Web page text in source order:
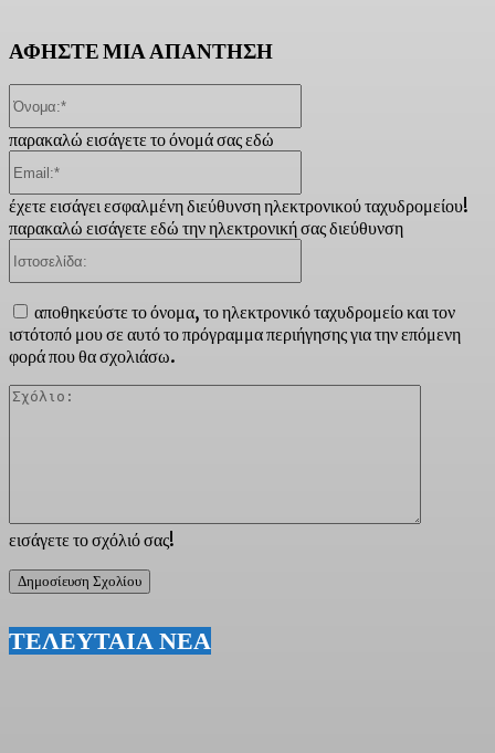
ΑΦΗΣΤΕ ΜΙΑ ΑΠΑΝΤΗΣΗ
εισάγετε το σχόλιό σας!
παρακαλώ εισάγετε το όνομά σας εδώ
έχετε εισάγει εσφαλμένη διεύθυνση ηλεκτρονικού ταχυδρομείου!
παρακαλώ εισάγετε εδώ την ηλεκτρονική σας διεύθυνση
αποθηκεύστε το όνομα, το ηλεκτρονικό ταχυδρομείο και τον
ιστότοπό μου σε αυτό το πρόγραμμα περιήγησης για την επόμενη
φορά που θα σχολιάσω.
ΤΕΛΕΥΤΑΙΑ ΝΕΑ